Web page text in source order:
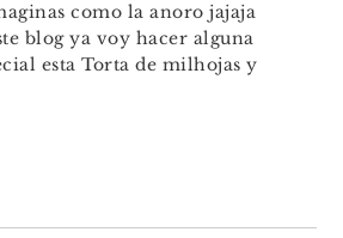
como la anoro jajaja
blog ya voy hacer alguna
esta Torta de milhojas y